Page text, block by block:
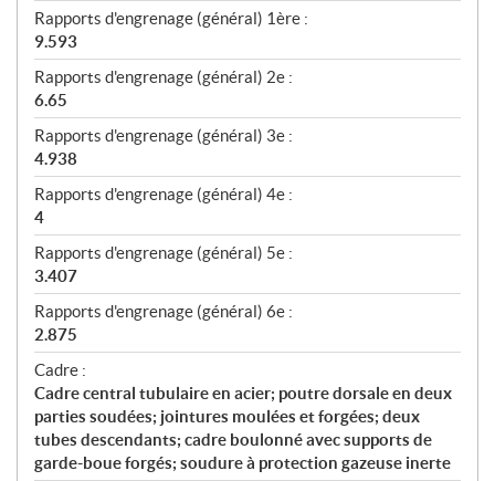
Rapports d'engrenage (général) 1ère :
9.593
Rapports d'engrenage (général) 2e :
6.65
Rapports d'engrenage (général) 3e :
4.938
Rapports d'engrenage (général) 4e :
4
Rapports d'engrenage (général) 5e :
3.407
Rapports d'engrenage (général) 6e :
2.875
Cadre :
Cadre central tubulaire en acier; poutre dorsale en deux
parties soudées; jointures moulées et forgées; deux
tubes descendants; cadre boulonné avec supports de
garde-boue forgés; soudure à protection gazeuse inerte